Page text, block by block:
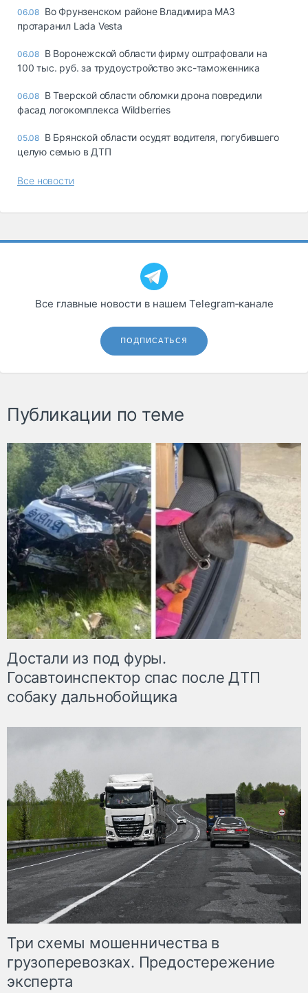
06.08 Во Фрунзенском районе Владимира МАЗ
протаранил Lada Vesta
06.08 В Воронежской области фирму оштрафовали на
100 тыс. руб. за трудоустройство экс-таможенника
06.08 В Тверской области обломки дрона повредили
фасад логокомплекса Wildberries
05.08 В Брянской области осудят водителя, погубившего
целую семью в ДТП
Все новости
Все главные новости в нашем Telegram‑канале
ПОДПИСАТЬСЯ
Публикации по теме
Достали из под фуры.
Госавтоинспектор спас после ДТП
собаку дальнобойщика
Три схемы мошенничества в
грузоперевозках. Предостережение
эксперта